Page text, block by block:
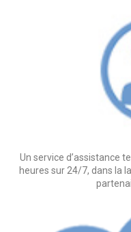
Un service d’assistance
heures sur 24/7, dans la